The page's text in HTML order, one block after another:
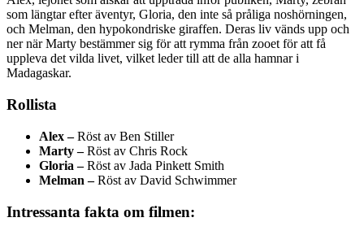
som längtar efter äventyr, Gloria, den inte så pråliga noshörningen,
och Melman, den hypokondriske giraffen. Deras liv vänds upp och
ner när Marty bestämmer sig för att rymma från zooet för att få
uppleva det vilda livet, vilket leder till att de alla hamnar i
Madagaskar.
Rollista
Alex –Röst av Ben Stiller
Marty –Röst av Chris Rock
Gloria –Röst av Jada Pinkett Smith
Melman –Röst av David Schwimmer
Intressanta fakta om filmen: